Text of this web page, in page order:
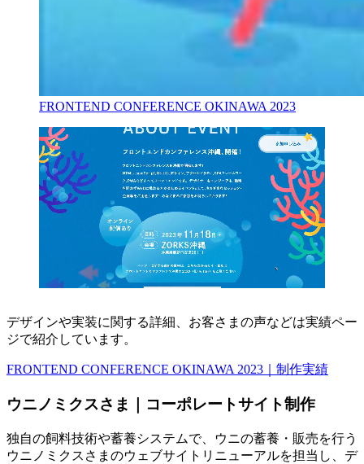
FRONTEND CONFERENCE OKINAWA 2023
デザインや実装に関する詳細、お客さまの声などは実績ペー
ジで紹介しています。
FRONTEND CONFERENCE OKINAWA 2023｜制作実績
ウニノミクスさま｜コーポレートサイト制作
独自の飼料技術や蓄養システムで、ウニの蓄養・販売を行う
ウニノミクスさまのウェブサイトリニューアルを担当し、デ